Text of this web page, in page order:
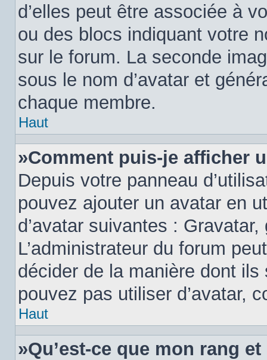
d’elles peut être associée à
ou des blocs indiquant votre
sur le forum. La seconde
sous le nom d’avatar et
chaque membre.
Haut
»Comment puis-je afficher
Depuis votre panneau
pouvez ajouter un avatar en
d’avatar suivantes :
L’administrateur du forum
décider de la manière dont
pouvez pas utiliser d’avatar,
Haut
»Qu’est-ce que mon rang